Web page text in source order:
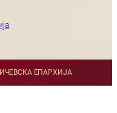
ЕПАРХИЈА